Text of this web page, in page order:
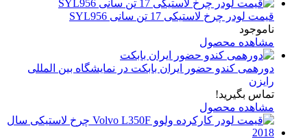
قیمت لودر چرخ لاستیکی 17 تن سانی SYL956
ناموجود
مشاهده محصول
دورهمی کندو حضور ایران بابکت در نمایشگاه بین المللی
رایزن
تماس بگیرید!
مشاهده محصول